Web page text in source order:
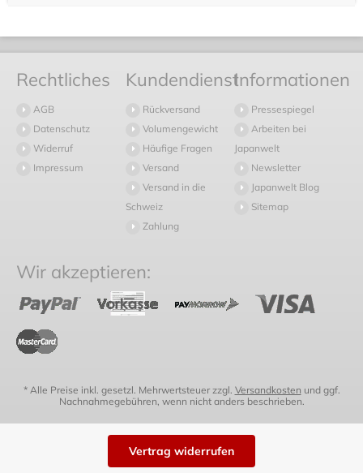
Rechtliches
AGB
Datenschutz
Widerruf
Impressum
Kundendienst
Rückversand
Volumengewicht
Häufige Fragen
Versand
Versand in die
Schweiz
Zahlung
Informationen
Pressespiegel
Arbeiten bei
Japanwelt
Newsletter
Japanwelt Blog
Sitemap
Wir akzeptieren:
* Alle Preise inkl. gesetzl. Mehrwertsteuer zzgl. Versandkosten und ggf.
Nachnahmegebühren, wenn nicht anders beschrieben.
Vertrag widerrufen